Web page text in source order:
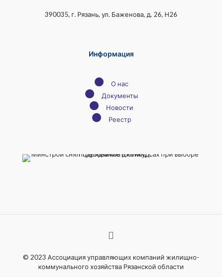
390035, г. Рязань, ул. Баженова, д. 26, Н26
Информация
● О нас
● Документы
● Новости
● Реестр
© 2023 Ассоциация управляющих компаний жилищно-
коммунального хозяйства Рязанской области